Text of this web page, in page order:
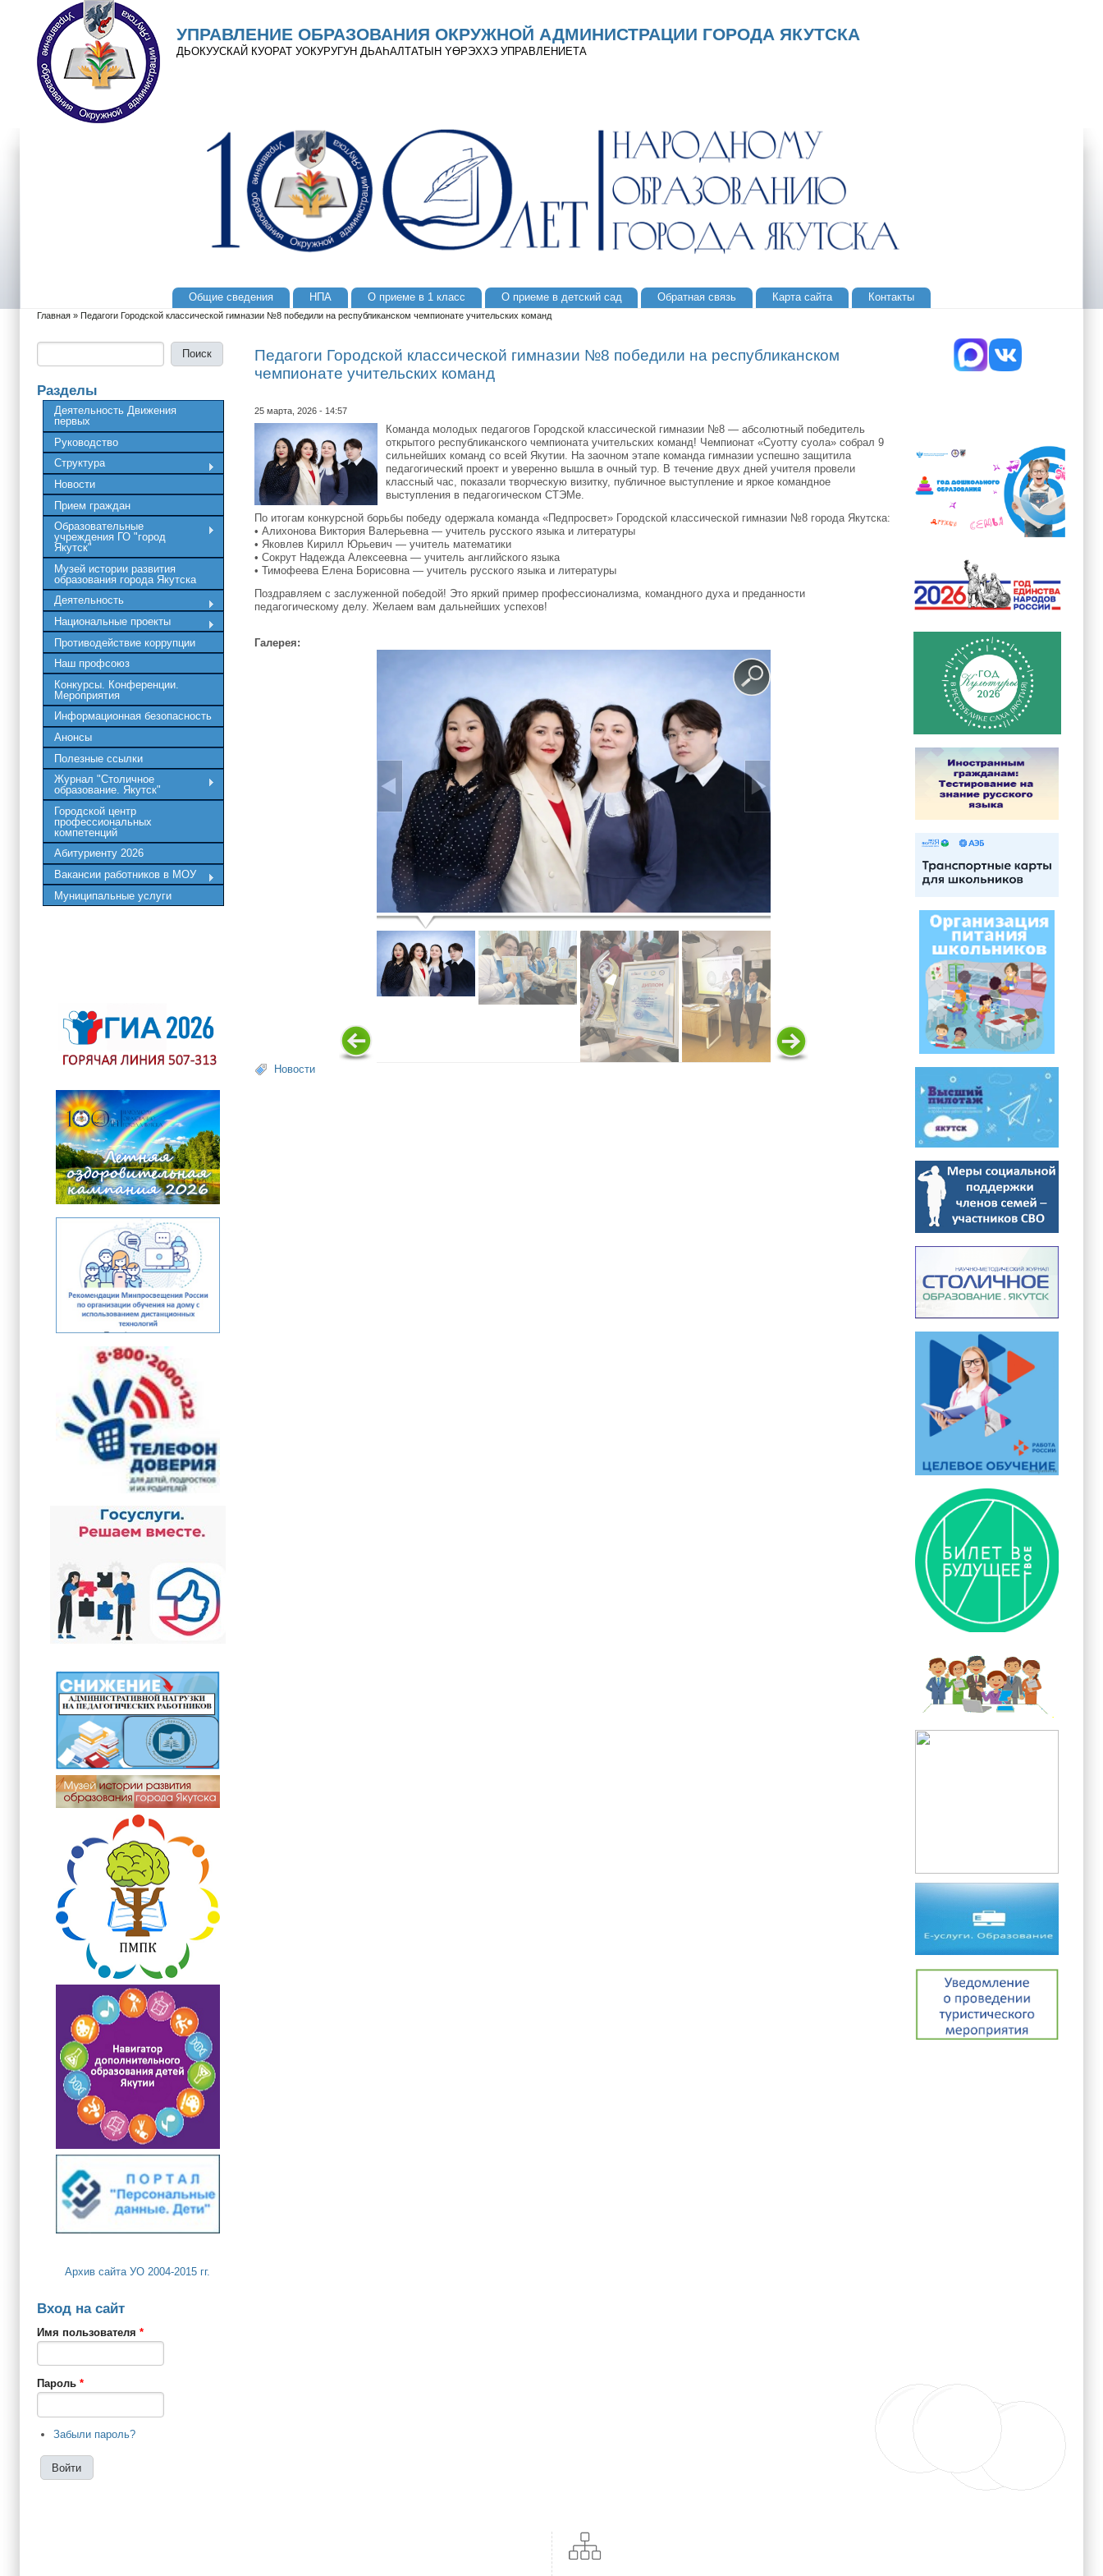
Перейти к основному содержанию
Skip to search
УПРАВЛЕНИЕ ОБРАЗОВАНИЯ ОКРУЖНОЙ АДМИНИСТРАЦИИ ГОРОДА ЯКУТСКА
ДЬОКУУСКАЙ КУОРАТ УОКУРУГУН ДЬАҺАЛТАТЫН YӨРЭХХЭ УПРАВЛЕНИЕТА
Общие сведения НПА О приеме в 1 класс О приеме в детский сад Обратная связь Карта сайта Контакты
Вы здесь
Главная » Педагоги Городской классической гимназии №8 победили на республиканском чемпионате учительских команд
Разделы
Деятельность Движения
первых
Руководство
Структура
Новости
Прием граждан
Образовательные
учреждения ГО "город
Якутск"
Музей истории развития
образования города Якутска
Деятельность
Национальные проекты
Противодействие коррупции
Наш профсоюз
Конкурсы. Конференции.
Мероприятия
Информационная безопасность
Анонсы
Полезные ссылки
Журнал "Столичное
образование. Якутск"
Городской центр
профессиональных
компетенций
Абитуриенту 2026
Вакансии работников в МОУ
Муниципальные услуги
Архив сайта УО 2004-2015 гг.
Вход на сайт
Имя пользователя *
Пароль *
Забыли пароль?
Педагоги Городской классической гимназии №8 победили на республиканском
чемпионате учительских команд
25 марта, 2026 - 14:57
Команда молодых педагогов Городской классической гимназии №8 — абсолютный победитель
открытого республиканского чемпионата учительских команд! Чемпионат «Суотту суола» собрал 9
сильнейших команд со всей Якутии. На заочном этапе команда гимназии успешно защитила
педагогический проект и уверенно вышла в очный тур. В течение двух дней учителя провели
классный час, показали творческую визитку, публичное выступление и яркое командное
выступления в педагогическом СТЭМе.
По итогам конкурсной борьбы победу одержала команда «Педпросвет» Городской классической гимназии №8 города Якутска:
• Алихонова Виктория Валерьевна — учитель русского языка и литературы
• Яковлев Кирилл Юрьевич — учитель математики
• Сокрут Надежда Алексеевна — учитель английского языка
• Тимофеева Елена Борисовна — учитель русского языка и литературы
Поздравляем с заслуженной победой! Это яркий пример профессионализма, командного духа и преданности
педагогическому делу. Желаем вам дальнейших успехов!
Галерея:
Новости